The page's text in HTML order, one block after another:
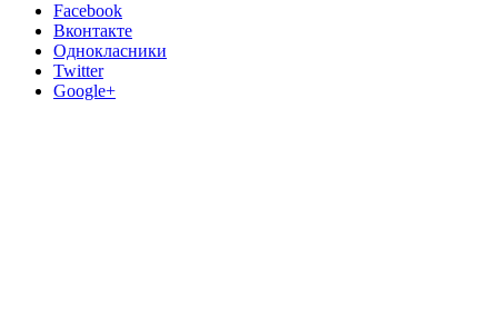
Facebook
Вконтакте
Однокласники
Twitter
Google+